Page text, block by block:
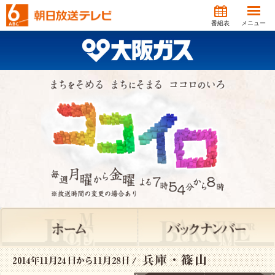
番組表 メニュー